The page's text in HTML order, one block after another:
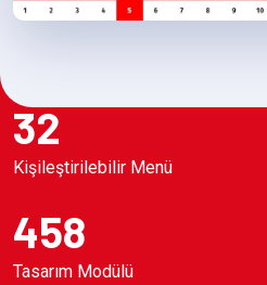
32
Kişileştirilebilir Menü
458
Tasarım Modülü